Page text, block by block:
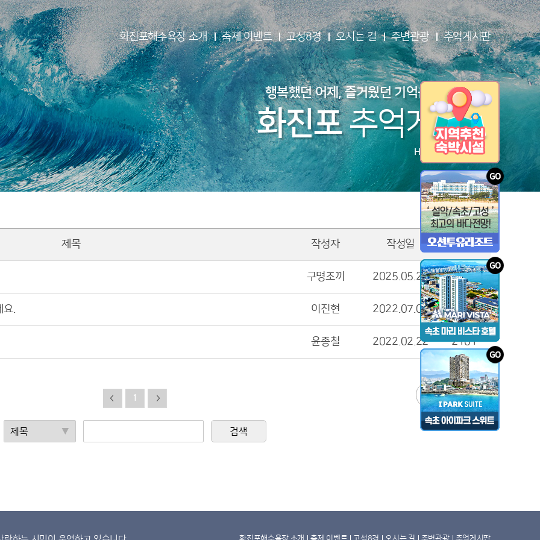
화진포해수욕장 소개 축제 이벤트 고성8경 오시는 길 주변관광 추억게시판
행복했던 어제, 즐거웠던 기억을 남겨보세요
화진포추억게시판
HWAJINPOBEACH
제목 작성자 작성일 조회수
구명조끼 2025.05.29 1260
요. 이진현 2022.07.06 2134
윤종철 2022.02.22 2101
< 1 > 글쓰기
화진포해수욕장 소개 축제 이벤트 고성8경 오시는 길 주변관광 추억게시판